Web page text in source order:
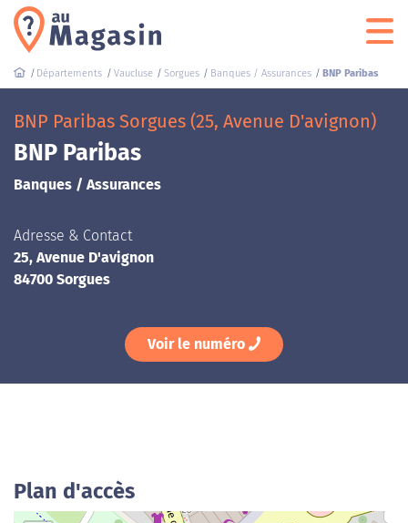
Départements Vaucluse Sorgues Banques / Assurances BNP Paribas
BNP Paribas Sorgues (25, Avenue D'avignon)
BNP Paribas
Banques / Assurances
Adresse & Contact
25, Avenue D'avignon
84700 Sorgues
Voir le numéro
Plan d'accès